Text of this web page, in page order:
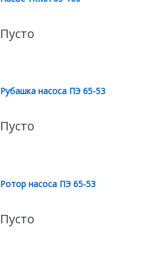
Пусто
Рубашка насоса ПЭ 65-53
Пусто
Ротор насоса ПЭ 65-53
Пусто